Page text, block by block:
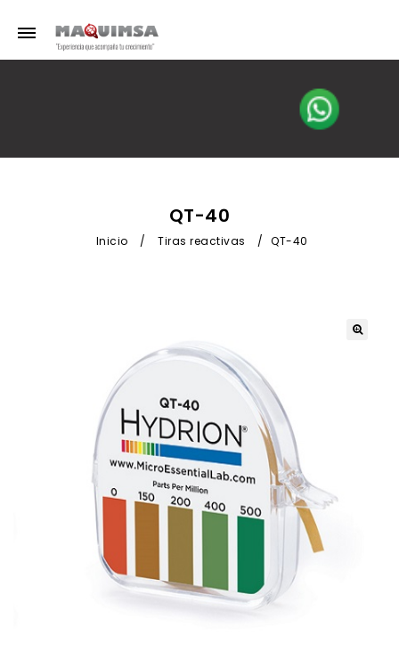
QT-40
Inicio / Tiras reactivas / QT-40